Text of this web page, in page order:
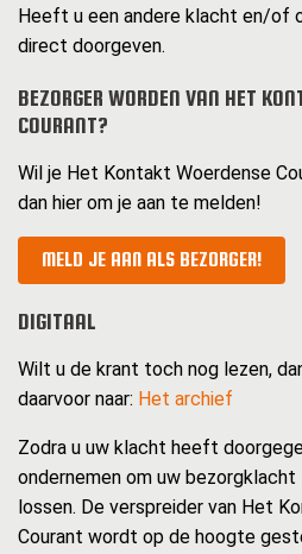
Heeft u een andere klacht en/of
direct doorgeven.
BEZORGER WORDEN VAN HET
COURANT?
Wil je Het Kontakt Woerdense
dan hier om je aan te melden!
MELD JE AAN ALS BEZORGER!
DIGITAAL
Wilt u de krant toch nog lezen,
daarvoor naar: Het archief
Zodra u uw klacht heeft
ondernemen om uw
lossen. De verspreider van Het
Courant wordt op de hoogte